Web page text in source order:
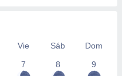
Vie Sáb
Dom
7
8 9